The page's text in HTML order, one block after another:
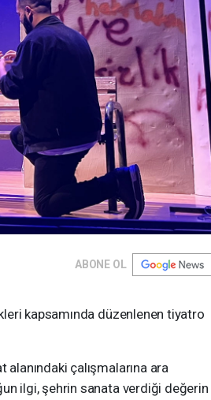
ABONE OL
kapsamında düzenlenen tiyatro
çalışmalarına ara
ilgi, şehrin sanata verdiği değerin